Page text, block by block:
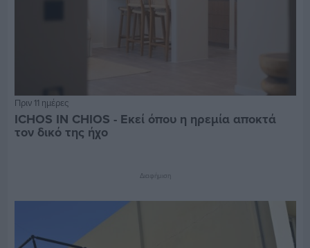
Πριν 11 ημέρες
ICHOS IN CHIOS - Εκεί όπου η ηρεμία αποκτά
τον δικό της ήχο
Διαφήμιση